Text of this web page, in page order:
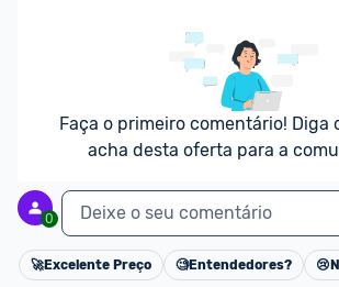
Faça o primeiro comentário! Diga
acha desta oferta para a
0 Deixe o seu comentário
🚀Excelente Preço 🧐Entendedores? 😢